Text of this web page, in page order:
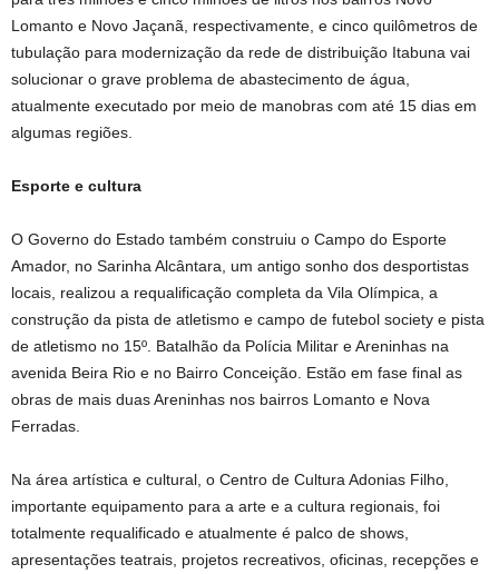
Lomanto e Novo Jaçanã, respectivamente, e cinco quilômetros de
tubulação para modernização da rede de distribuição Itabuna vai
solucionar o grave problema de abastecimento de água,
atualmente executado por meio de manobras com até 15 dias em
algumas regiões.
Esporte e cultura
O Governo do Estado também construiu o Campo do Esporte
Amador, no Sarinha Alcântara, um antigo sonho dos desportistas
locais, realizou a requalificação completa da Vila Olímpica, a
construção da pista de atletismo e campo de futebol society e pista
de atletismo no 15º. Batalhão da Polícia Militar e Areninhas na
avenida Beira Rio e no Bairro Conceição. Estão em fase final as
obras de mais duas Areninhas nos bairros Lomanto e Nova
Ferradas.
Na área artística e cultural, o Centro de Cultura Adonias Filho,
importante equipamento para a arte e a cultura regionais, foi
totalmente requalificado e atualmente é palco de shows,
apresentações teatrais, projetos recreativos, oficinas, recepções e